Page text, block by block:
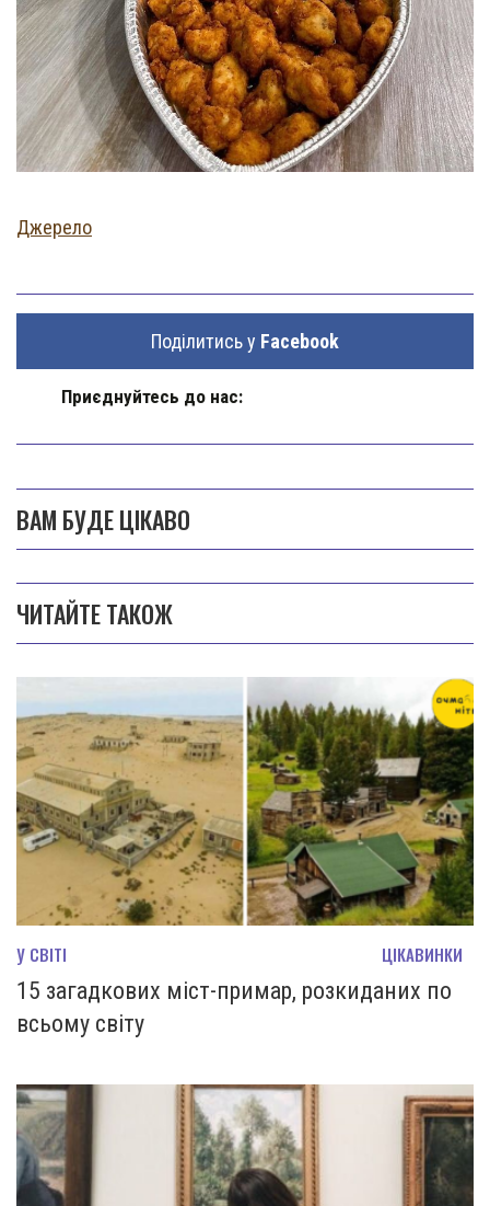
Джерело
Поділитись у Facebook
Приєднуйтесь до нас:
ВАМ БУДЕ ЦІКАВО
ЧИТАЙТЕ ТАКОЖ
У СВІТІ ЦІКАВИНКИ
15 загадкових міст-примар, розкиданих по
всьому світу